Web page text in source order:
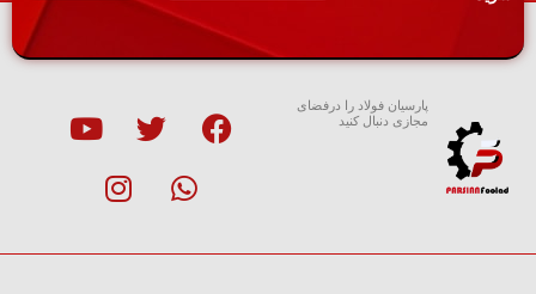
پارسیان فولاد را درفضای
مجازی دنبال کنید